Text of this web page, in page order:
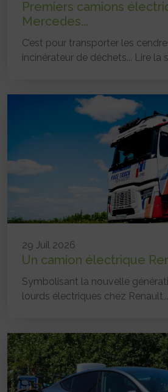
Premiers camions
Mercedes...
C’est pour transporter les
incinérateur de déchets... Lire la
29 Juil 2026
Un camion électrique
Symbolisant la nouvelle
lourds électriques chez